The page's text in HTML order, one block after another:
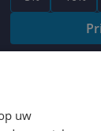
uw